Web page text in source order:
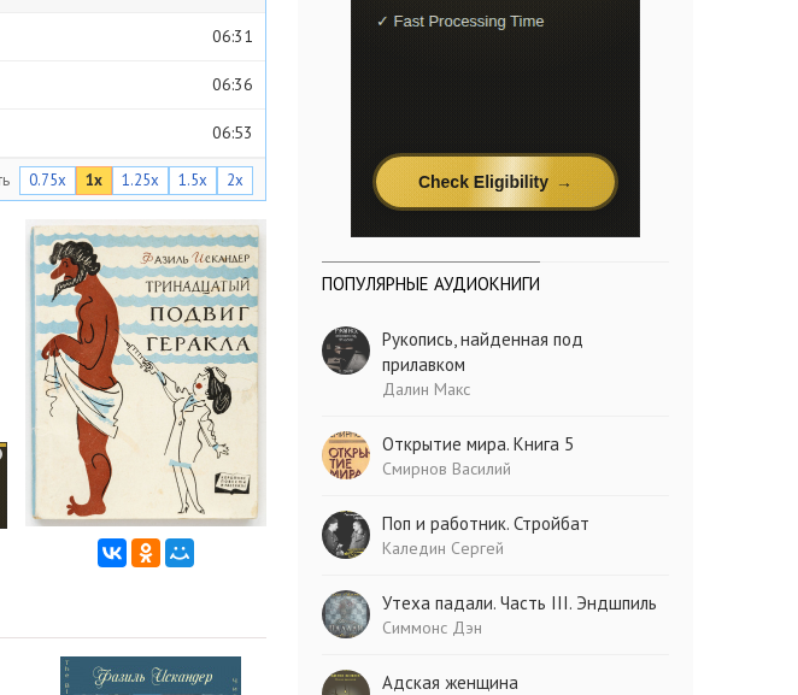
06:31
06:36
06:53
09:27
0.75x 1x 1.25x 1.5x 2x
ПОПУЛЯРНЫЕ АУДИОКНИГИ
Рукопись, найденная под
прилавком
Далин Макс
Открытие мира. Книга 5
Смирнов Василий
Поп и работник. Стройбат
Каледин Сергей
Утеха падали. Часть III. Эндшпиль
Симмонс Дэн
Адская женщина